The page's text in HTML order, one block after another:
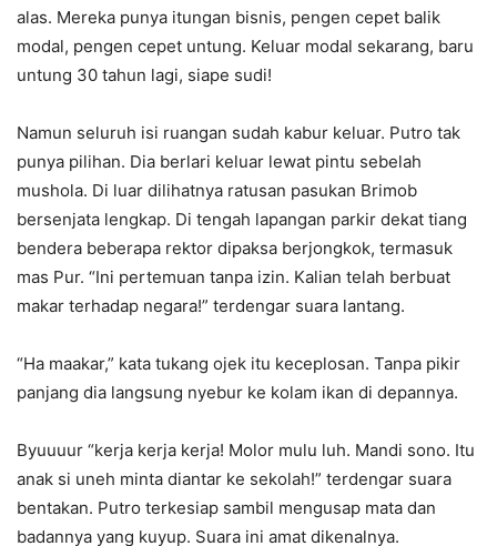
alas. Mereka punya itungan bisnis, pengen cepet balik
modal, pengen cepet untung. Keluar modal sekarang, baru
untung 30 tahun lagi, siape sudi!
Namun seluruh isi ruangan sudah kabur keluar. Putro tak
punya pilihan. Dia berlari keluar lewat pintu sebelah
mushola. Di luar dilihatnya ratusan pasukan Brimob
bersenjata lengkap. Di tengah lapangan parkir dekat tiang
bendera beberapa rektor dipaksa berjongkok, termasuk
mas Pur. “Ini pertemuan tanpa izin. Kalian telah berbuat
makar terhadap negara!” terdengar suara lantang.
“Ha maakar,” kata tukang ojek itu keceplosan. Tanpa pikir
panjang dia langsung nyebur ke kolam ikan di depannya.
Byuuuur “kerja kerja kerja! Molor mulu luh. Mandi sono. Itu
anak si uneh minta diantar ke sekolah!” terdengar suara
bentakan. Putro terkesiap sambil mengusap mata dan
badannya yang kuyup. Suara ini amat dikenalnya.